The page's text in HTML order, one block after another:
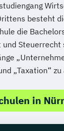
besteht
die
Steuerrecht
„Taxation“
in